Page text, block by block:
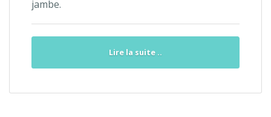
jambe.
Lire la suite ..